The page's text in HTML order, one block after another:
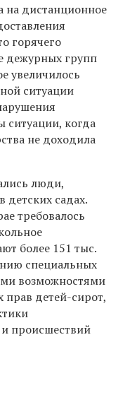
дистанционное
горячего
дежурных групп
увеличилось
ситуации
ситуации, когда
не доходила
люди,
детских садах.
требовалось
более 151 тыс.
специальных
возможностями
детей-сирот,
происшествий